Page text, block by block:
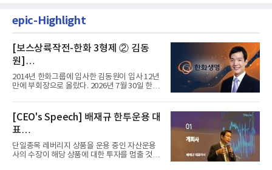
epic-Highlight
[보스상륙작전-한화 3형제 ② 김동
원]
입사 12년 만에 금융계열 수장 등극
2014년 한화그룹에 입사한 김동원이 입사 12년
만에 부회장으로 올랐다. 2026년 7월 30일 한화
[CEO's Speech] 배재규 한투운용 대
표
“개별종목 레버리지 투자 지금이라도
멈춰라”
단일종목 레버리지 상품을 운용 중인 자산운용
사의 수장이 해당 상품에 대한 투자를 멈출 것을